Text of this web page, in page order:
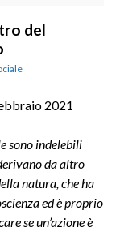
del
2021
sono indelebili
da altro
natura, che ha
ed è proprio
se un’azione è